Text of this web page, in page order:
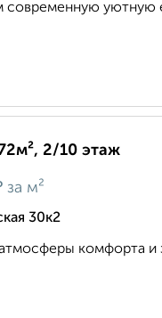
современную уютную
2/10 этаж
за м²
30к2
комфорта